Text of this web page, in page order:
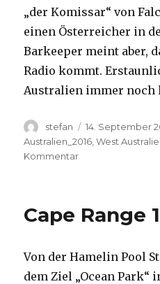
„der Komissar“ von
einen Österreicher in
Barkeeper meint aber,
Radio kommt.
Australien immer noch
Autor
stefan
Veröffentlicht
am
14. September
Australien_2016 ,West
Kommentarzu
Cape Range
Von der Hamelin Pool
dem Ziel „Ocean Park“